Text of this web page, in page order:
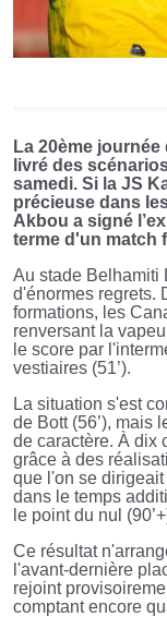
La 20ème
livré des
samedi. Si la JS
précieuse dans
Akbou a signé
terme d'un match
Au stade Belhamiti
d'énormes regrets.
formations, les
renversant la
le score par
vestiaires (51’).
La situation s'est
de Bott (56’), mais
de caractère. À dix
grâce à des
que l'on se
dans le temps
le point du nul
Ce résultat
l'avant-dernière
rejoint
comptant encore